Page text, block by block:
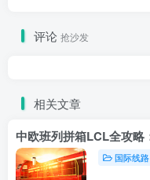
评论 抢沙发
相关文章
国际线路